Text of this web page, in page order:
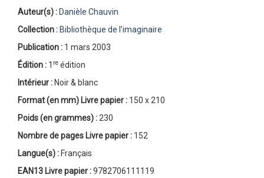
Auteur(s) : Danièle Chauvin
Collection : Bibliothèque de l'imaginaire
Publication : 1 mars 2003
Édition : 1 re édition
Intérieur : Noir & blanc
Format (en mm) Livre papier : 150 x 210
Poids (en grammes) : 230
Nombre de pages Livre papier : 152
Langue(s) : Français
EAN13 Livre papier :9782706111119